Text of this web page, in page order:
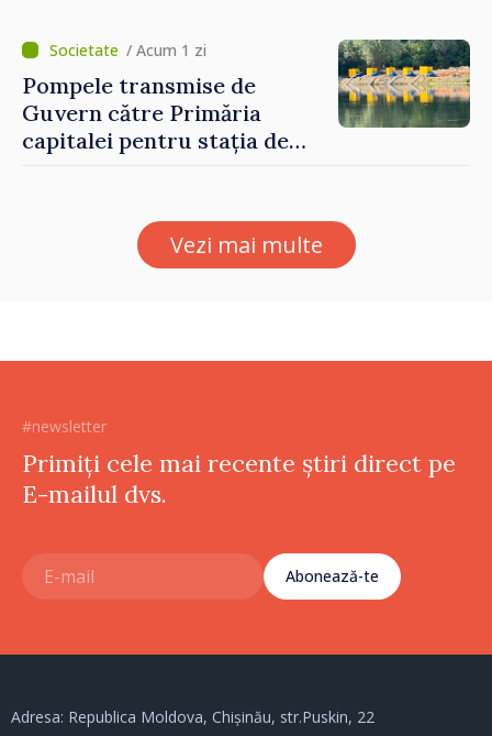
invitați să se înscrie la
eveniment
/ Acum 1 zi
Pompele transmise de
Guvern către Primăria
capitalei pentru stația de
puse în funcțiune
Vezi mai multe
#newsletter
Primiți cele mai recente știri direct pe
E-mailul dvs.
Abonează-te
Adresa: Republica Moldova, Chișinău, str.Puskin, 22